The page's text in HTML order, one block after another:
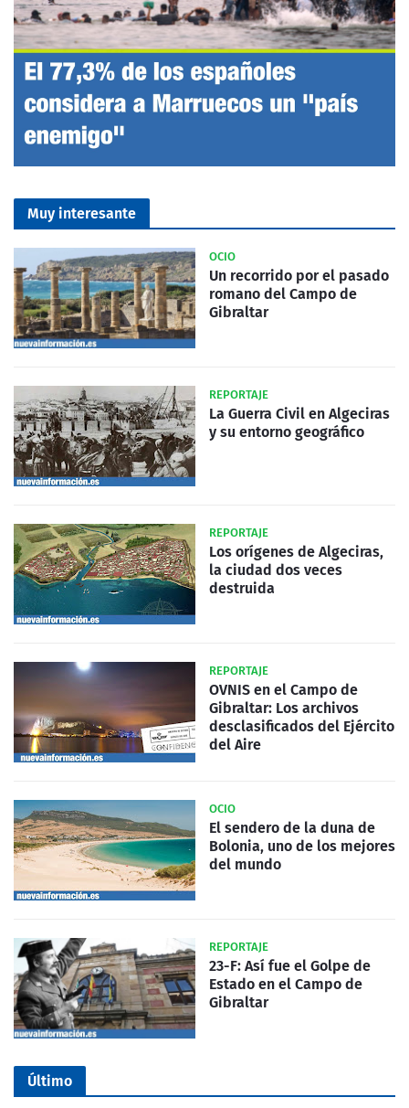
Muy interesante
OCIO
Un recorrido por el pasado
romano del Campo de
Gibraltar
REPORTAJE
La Guerra Civil en Algeciras
y su entorno geográfico
REPORTAJE
Los orígenes de Algeciras,
la ciudad dos veces
destruida
REPORTAJE
OVNIS en el Campo de
Gibraltar: Los archivos
desclasificados del Ejército
del Aire
OCIO
El sendero de la duna de
Bolonia, uno de los mejores
del mundo
REPORTAJE
23-F: Así fue el Golpe de
Estado en el Campo de
Gibraltar
Último